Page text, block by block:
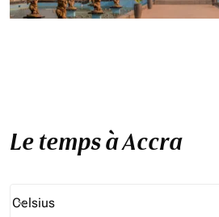
Le temps à Accra
Celsius
keyboard_arrow_down